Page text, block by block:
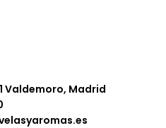
Valdemoro, Madrid